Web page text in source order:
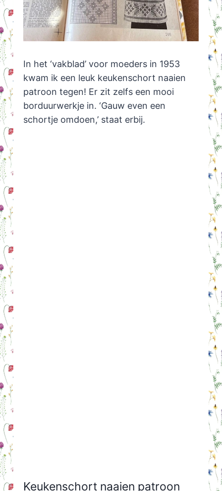
In het ‘vakblad’ voor moeders in 1953
kwam ik een leuk keukenschort naaien
patroon tegen! Er zit zelfs een mooi
borduurwerkje in. ‘Gauw even een
schortje omdoen,’ staat erbij.
Keukenschort naaien patroon